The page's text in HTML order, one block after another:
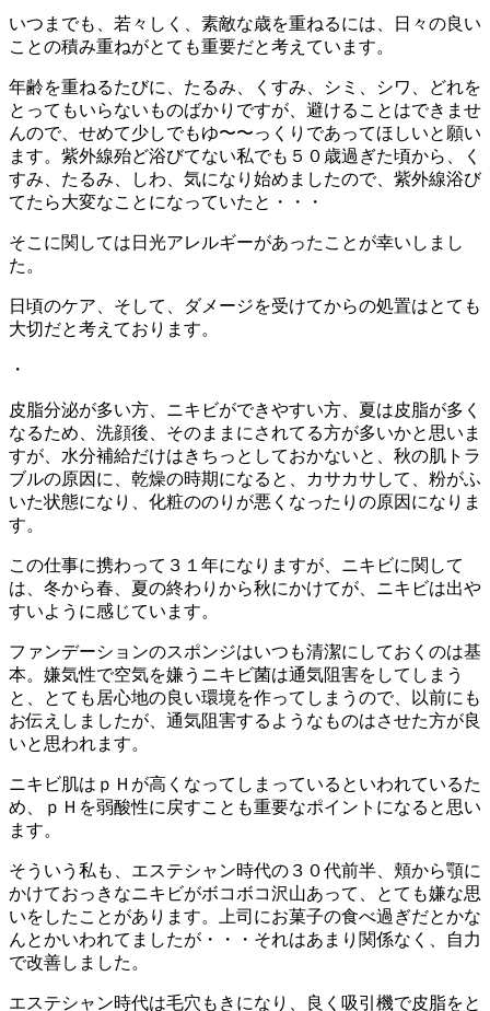
いつまでも、若々しく、素敵な歳を重ねるには、日々の良い
ことの積み重ねがとても重要だと考えています。
年齢を重ねるたびに、たるみ、くすみ、シミ、シワ、どれを
とってもいらないものばかりですが、避けることはできませ
んので、せめて少しでもゆ〜〜っくりであってほしいと願い
ます。紫外線殆ど浴びてない私でも５０歳過ぎた頃から、く
すみ、たるみ、しわ、気になり始めましたので、紫外線浴び
てたら大変なことになっていたと・・・
そこに関しては日光アレルギーがあったことが幸いしまし
た。
日頃のケア、そして、ダメージを受けてからの処置はとても
大切だと考えております。
・
皮脂分泌が多い方、ニキビができやすい方、夏は皮脂が多く
なるため、洗顔後、そのままにされてる方が多いかと思いま
すが、水分補給だけはきちっとしておかないと、秋の肌トラ
ブルの原因に、乾燥の時期になると、カサカサして、粉がふ
いた状態になり、化粧ののりが悪くなったりの原因になりま
す。
この仕事に携わって３１年になりますが、ニキビに関して
は、冬から春、夏の終わりから秋にかけてが、ニキビは出や
すいように感じています。
ファンデーションのスポンジはいつも清潔にしておくのは基
本。嫌気性で空気を嫌うニキビ菌は通気阻害をしてしまう
と、とても居心地の良い環境を作ってしまうので、以前にも
お伝えしましたが、通気阻害するようなものはさせた方が良
いと思われます。
ニキビ肌はｐＨが高くなってしまっているといわれているた
め、ｐＨを弱酸性に戻すことも重要なポイントになると思い
ます。
そういう私も、エステシャン時代の３０代前半、頬から顎に
かけておっきなニキビがボコボコ沢山あって、とても嫌な思
いをしたことがあります。上司にお菓子の食べ過ぎだとかな
んとかいわれてましたが・・・それはあまり関係なく、自力
で改善しました。
エステシャン時代は毛穴もきになり、良く吸引機で皮脂をと